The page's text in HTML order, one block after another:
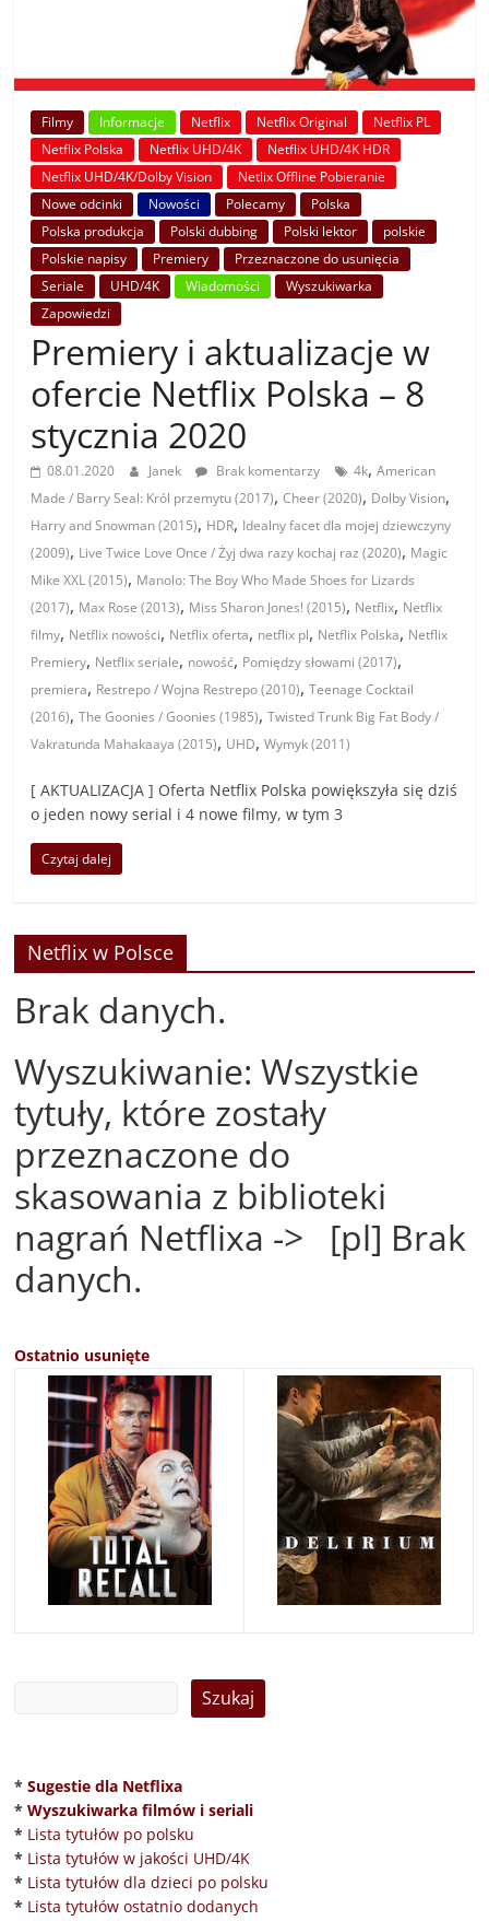
Filmy Informacje Netflix Netflix Original
Netflix PL
Netflix Polska
Netflix UHD/4K
Netflix UHD/4K HDR
Netflix UHD/4K/Dolby Vision
Netlix Offline Pobieranie
Nowe odcinki
Nowości Polecamy
Polska
Polska produkcja
Polski dubbing Polski lektor
polskie
Polskie napisy
Premiery
Przeznaczone do usunięcia
Seriale
UHD/4K Wiadomości
Wyszukiwarka
Zapowiedzi
Premiery i aktualizacje w
ofercie Netflix Polska – 8
stycznia 2020
08.01.2020 Janek Brak komentarzy 4k,American
Made / Barry Seal: Król przemytu (2017),Cheer (2020), Dolby Vision,
Harry and Snowman (2015), HDR, Idealny facet dla mojej dziewczyny
(2009), Live Twice Love Once / Żyj dwa razy kochaj raz (2020), Magic
Mike XXL (2015), Manolo: The Boy Who Made Shoes for Lizards
(2017), Max Rose (2013), Miss Sharon Jones! (2015), Netflix, Netflix
filmy, Netflix nowości, Netflix oferta, netflix pl, Netflix Polska, Netflix
Premiery, Netflix seriale, nowość, Pomiędzy słowami (2017),
premiera, Restrepo / Wojna Restrepo (2010),Teenage Cocktail
(2016),The Goonies / Goonies (1985),Twisted Trunk Big Fat Body /
Vakratunda Mahakaaya (2015), UHD,Wymyk (2011)
[ AKTUALIZACJA ] Oferta Netflix Polska powiększyła się dziś
o jeden nowy serial i 4 nowe filmy, w tym 3
Czytaj dalej
Netflix w Polsce
Brak danych.
Wyszukiwanie: Wszystkie
tytuły, które zostały
przeznaczone do
skasowania z biblioteki
nagrań Netflixa -> [pl] Brak
danych.
Ostatnio usunięte
* Sugestie dla Netflixa
* Wyszukiwarka filmów i seriali
* Lista tytułów po polsku
* Lista tytułów w jakości UHD/4K
* Lista tytułów dla dzieci po polsku
* Lista tytułów ostatnio dodanych